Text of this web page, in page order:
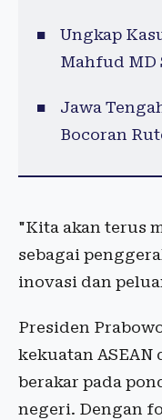
Ungkap
Mahfud MD
Jawa
Bocoran
"Kita akan terus
sebagai
inovasi dan
Presiden
kekuatan ASEAN
berakar pada
negeri. Dengan